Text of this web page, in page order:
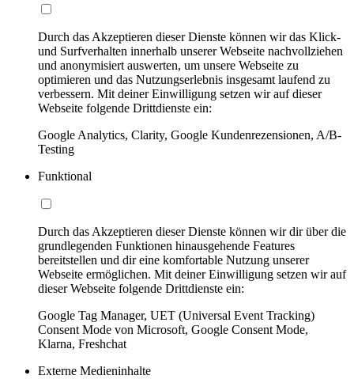
Durch das Akzeptieren dieser Dienste können wir das Klick-
und Surfverhalten innerhalb unserer Webseite nachvollziehen
und anonymisiert auswerten, um unsere Webseite zu
optimieren und das Nutzungserlebnis insgesamt laufend zu
verbessern. Mit deiner Einwilligung setzen wir auf dieser
Webseite folgende Drittdienste ein:
Google Analytics, Clarity, Google Kundenrezensionen, A/B-
Testing
Funktional
Durch das Akzeptieren dieser Dienste können wir dir über die
grundlegenden Funktionen hinausgehende Features
bereitstellen und dir eine komfortable Nutzung unserer
Webseite ermöglichen. Mit deiner Einwilligung setzen wir auf
dieser Webseite folgende Drittdienste ein:
Google Tag Manager, UET (Universal Event Tracking)
Consent Mode von Microsoft, Google Consent Mode,
Klarna, Freshchat
Externe Medieninhalte